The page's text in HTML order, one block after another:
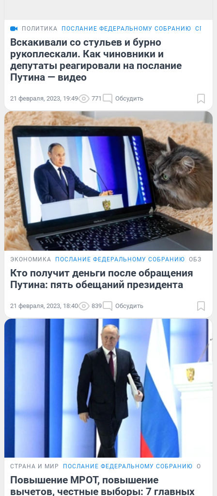
ПОЛИТИКА ПОСЛАНИЕ ФЕДЕРАЛЬНОМУ СОБРАНИЮ
Вскакивали со стульев и бурно
рукоплескали. Как чиновники и
депутаты реагировали на послание
Путина — видео
21 февраля, 2023, 19:49 771 Обсудить
ЭКОНОМИКА ПОСЛАНИЕ ФЕДЕРАЛЬНОМУ СОБРАНИЮ ОБЗОР
Кто получит деньги после обращения
Путина: пять обещаний президента
21 февраля, 2023, 18:40 839 Обсудить
СТРАНА И МИР ПОСЛАНИЕ ФЕДЕРАЛЬНОМУ СОБРАНИЮ
Повышение МРОТ, повышение
вычетов, честные выборы: 7 главных